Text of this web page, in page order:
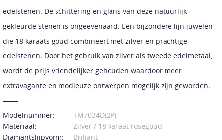
edelstenen. De schittering en glans van deze natuurlijk
gekleurde stenen is ongeevenaard. Een bijzondere lijn juwelen
die 18 karaats goud combineert met zilver en prachtige
edelstenen. Door het gebruik van zilver als tweede edelmetaal,
wordt de prijs vriendelijker gehouden waardoor meer
extravagante en modieuze ontwerpen mogelijk zijn geworden.
Modelnummer:
TM7034D(2P)
Materiaal:
Zilver / 18 karaat roségoud
Diamantslijpvorm:
Briljant